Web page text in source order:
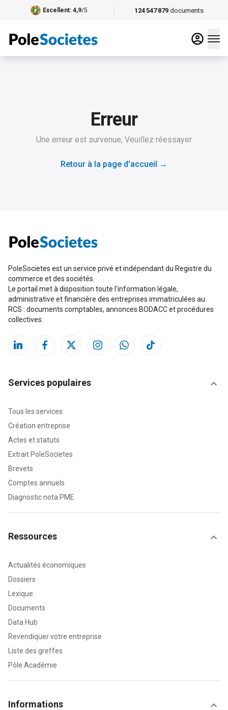
124 547 879 documents
Excellent: 4,9/5
Erreur
Une erreur est survenue, Veuillez réessayer
Retour à la page d'accueil →
PoleSocietes est un service privé et indépendant du Registre du
commerce et des sociétés.
Le portail met à disposition toute l'information légale,
administrative et financière des entreprises immatriculées au
RCS : documents comptables, annonces BODACC et procédures
collectives.
Services populaires
Tous les services
Création entreprise
Actes et statuts
Extrait PoleSocietes
Brevets
Comptes annuels
Diagnostic nota PME
Ressources
Actualités économiques
Dossiers
Lexique
Documents
Data Hub
Revendiquer votre entreprise
Liste des greffes
Pôle Académie
Informations